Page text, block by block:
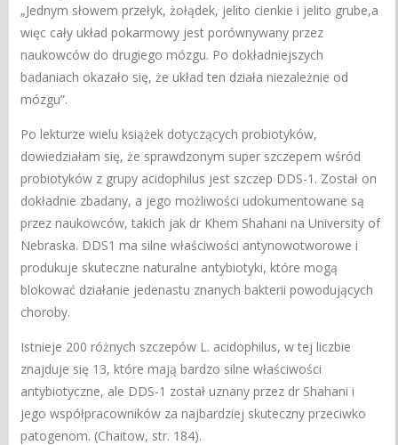
„Jednym słowem przełyk, żołądek, jelito cienkie i jelito grube,a
więc cały układ pokarmowy jest porównywany przez
naukowców do drugiego mózgu. Po dokładniejszych
badaniach okazało się, że układ ten działa niezależnie od
mózgu”.
Po lekturze wielu książek dotyczących probiotyków,
dowiedziałam się, że sprawdzonym super szczepem wśród
probiotyków z grupy acidophilus jest szczep DDS-1. Został on
dokładnie zbadany, a jego możliwości udokumentowane są
przez naukowców, takich jak dr Khem Shahani na University of
Nebraska. DDS1 ma silne właściwości antynowotworowe i
produkuje skuteczne naturalne antybiotyki, które mogą
blokować działanie jedenastu znanych bakterii powodujących
choroby.
Istnieje 200 różnych szczepów L. acidophilus, w tej liczbie
znajduje się 13, które mają bardzo silne właściwości
antybiotyczne, ale DDS-1 został uznany przez dr Shahani i
jego współpracowników za najbardziej skuteczny przeciwko
patogenom. (Chaitow, str. 184).